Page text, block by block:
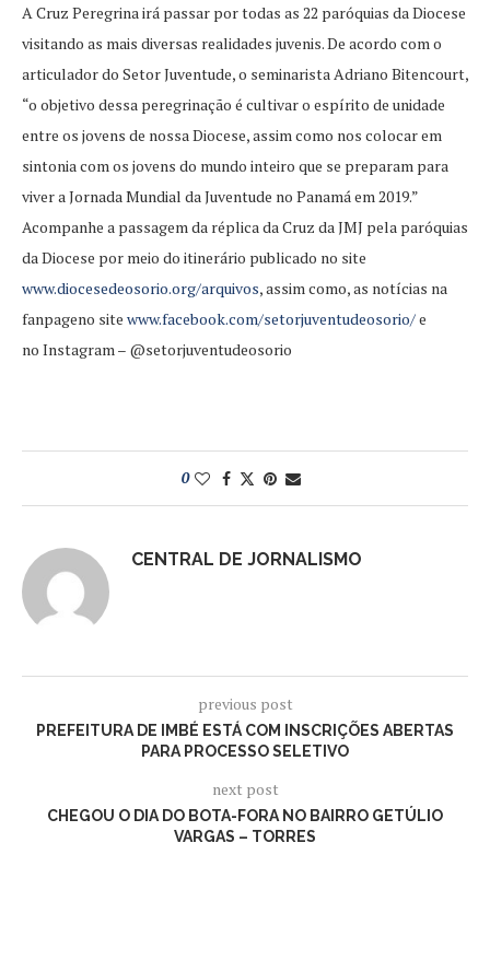
A Cruz Peregrina irá passar por todas as 22 paróquias da Diocese
visitando as mais diversas realidades juvenis. De acordo com o
articulador do Setor Juventude, o seminarista Adriano Bitencourt,
“o objetivo dessa peregrinação é cultivar o espírito de unidade
entre os jovens de nossa Diocese, assim como nos colocar em
sintonia com os jovens do mundo inteiro que se preparam para
viver a Jornada Mundial da Juventude no Panamá em 2019.”
Acompanhe a passagem da réplica da Cruz da JMJ pela paróquias
da Diocese por meio do itinerário publicado no site
www.diocesedeosorio.org/arquivos, assim como, as notícias na
fanpageno site www.facebook.com/setorjuventudeosorio/e
no Instagram – @setorjuventudeosorio
0
CENTRAL DE JORNALISMO
previous post
PREFEITURA DE IMBÉ ESTÁ COM INSCRIÇÕES ABERTAS
PARA PROCESSO SELETIVO
next post
CHEGOU O DIA DO BOTA-FORA NO BAIRRO GETÚLIO
VARGAS – TORRES